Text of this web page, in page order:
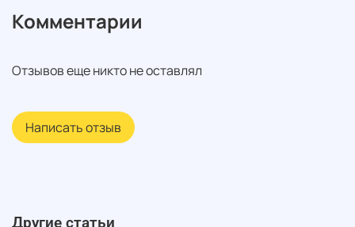
Комментарии
Отзывов еще никто не оставлял
Написать отзыв
Другие статьи